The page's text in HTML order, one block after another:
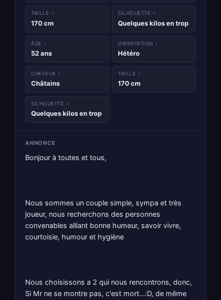
TAILLE ♂
170 cm
SILHOUETTE ♂
Quelques kilos en trop
ÂGE ♀
52 ans
ORIENTATION ♀
Hétéro
CHEVEUX ♀
Châtains
TAILLE ♀
170 cm
SILHOUETTE ♀
Quelques kilos en trop
ANNONCE
Bonjour à toutes et tous,
Nous sommes un couple simple, sympa et très
joueur, nous recherchons des personnes
convenables alliant bonne humeur, savoir vivre,
courtoisie, humour et hygiène
Nous choisissons a 2 qui nous rencontrons, donc,
Si Mr ne se montre pas, c'est mort...:D, de même